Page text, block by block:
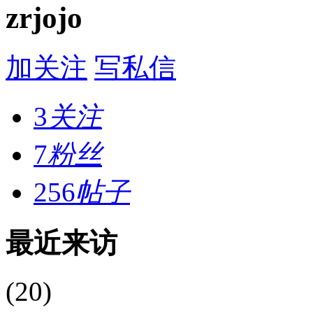
zrjojo
加关注 写私信
3关注
7粉丝
256帖子
最近来访
(20)